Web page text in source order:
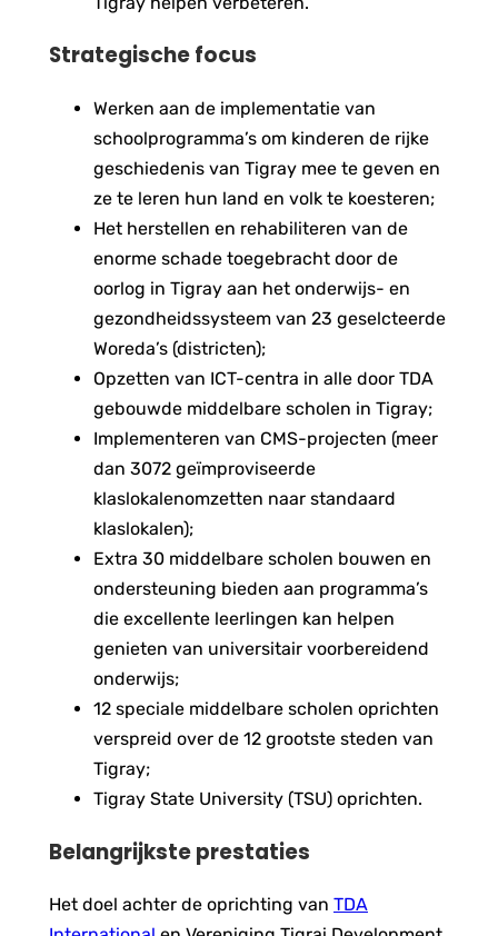
Strategische focus
Werken aan de implementatie van
schoolprogramma’s om kinderen de rijke
geschiedenis van Tigray mee te geven en
ze te leren hun land en volk te koesteren;
Het herstellen en rehabiliteren van de
enorme schade toegebracht door de
oorlog in Tigray aan het onderwijs- en
gezondheidssysteem van 23 geselcteerde
Woreda’s (districten);
Opzetten van ICT-centra in alle door TDA
gebouwde middelbare scholen in Tigray;
Implementeren van CMS-projecten (meer
dan 3072 geïmproviseerde
klaslokalenomzetten naar standaard
klaslokalen);
Extra 30 middelbare scholen bouwen en
ondersteuning bieden aan programma’s
die excellente leerlingen kan helpen
genieten van universitair voorbereidend
onderwijs;
12 speciale middelbare scholen oprichten
verspreid over de 12 grootste steden van
Tigray;
Tigray State University (TSU) oprichten.
Belangrijkste prestaties
Het doel achter de oprichting van TDA